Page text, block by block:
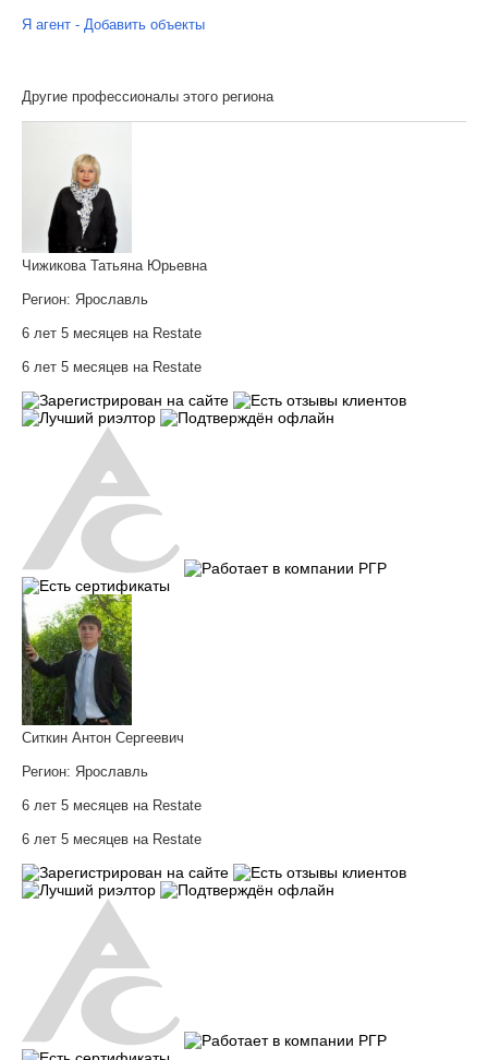
Я агент - Добавить объекты
Другие профессионалы этого региона
Чижикова Татьяна Юрьевна
Регион: Ярославль
6 лет 5 месяцев на Restate
6 лет 5 месяцев на Restate
Ситкин Антон Сергеевич
Регион: Ярославль
6 лет 5 месяцев на Restate
6 лет 5 месяцев на Restate